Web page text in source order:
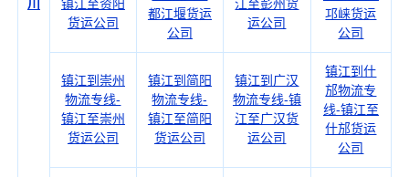
川
镇江至资阳
货运公司
都江堰货运
公司
江至彭州货
运公司
邛崃货运
公司
镇江到崇州
物流专线-
镇江至崇州
货运公司
镇江到简阳
物流专线-
镇江至简阳
货运公司
镇江到广汉
物流专线-镇
江至广汉货
运公司
镇江到什
邡物流专
线-镇江至
什邡货运
公司